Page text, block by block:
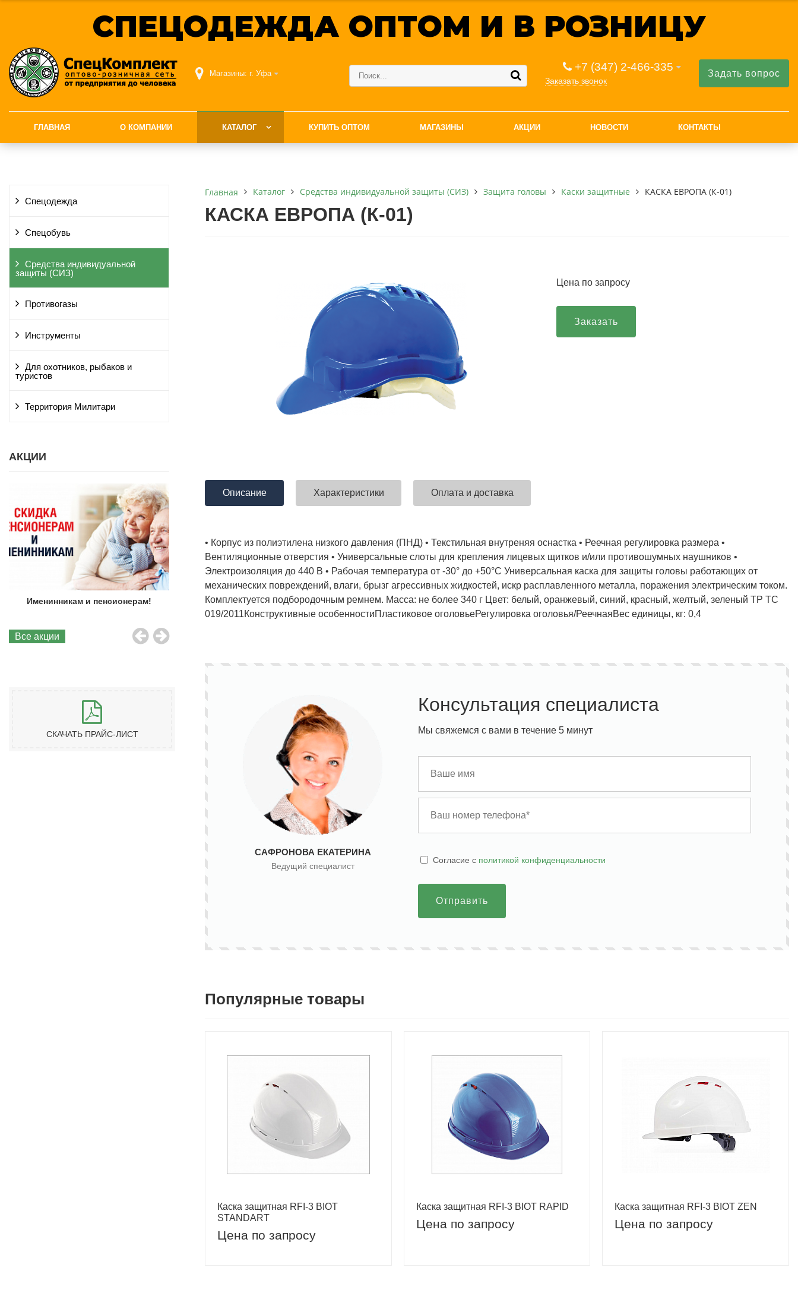
СПЕЦОДЕЖДА ОПТОМ И В РОЗНИЦУ
Магазины: г. Уфа +7 (347) 2-466-335
Заказать звонок
Задать вопрос
ГЛАВНАЯ О КОМПАНИИ КАТАЛОГ КУПИТЬ ОПТОМ МАГАЗИНЫ АКЦИИ НОВОСТИ КОНТАКТЫ
Спецодежда
Спецобувь
Средства индивидуальной
защиты (СИЗ)
Противогазы
Инструменты
Для охотников, рыбаков и
туристов
Территория Милитари
АКЦИИ
Именинникам и пенсионерам! Бесплатная доставка! Униформа медработников
АКЦИЯ! Полукомбинезон рыбацкий
по специальной цене!
Костюм по ЛУЧШЕЙ ЦЕНЕ!
Все акции
СКАЧАТЬ ПРАЙС-ЛИСТ
Главная Каталог Средства индивидуальной защиты (СИЗ) Защита головы Каски защитные КАСКА ЕВРОПА (К-01)
КАСКА ЕВРОПА (К-01)
Цена по запросу
Заказать
Описание Характеристики Оплата и доставка
• Корпус из полиэтилена низкого давления (ПНД) • Текстильная внутреняя оснастка • Реечная регулировка размера •
Вентиляционные отверстия • Универсальные слоты для крепления лицевых щитков и/или противошумных наушников •
Электроизоляция до 440 В • Рабочая температура от -30° до +50°С Универсальная каска для защиты головы работающих от
механических повреждений, влаги, брызг агрессивных жидкостей, искр расплавленного металла, поражения электрическим током.
Комплектуется подбородочным ремнем. Масса: не более 340 г Цвет: белый, оранжевый, синий, красный, желтый, зеленый ТР ТС
019/2011Конструктивные особенностиПластиковое оголовьеРегулировка оголовья/РеечнаяВес единицы, кг: 0,4
САФРОНОВА ЕКАТЕРИНА
Ведущий специалист
Консультация специалиста
Мы свяжемся с вами в течение 5 минут
Cогласие с политикой конфиденциальности
Отправить
Популярные товары
Каска защитная RFI-3 BIOT
STANDART
Цена по запросу
Каска защитная RFI-3 BIOT RAPID
Цена по запросу
Каска защитная RFI-3 BIOT ZEN
Цена по запросу